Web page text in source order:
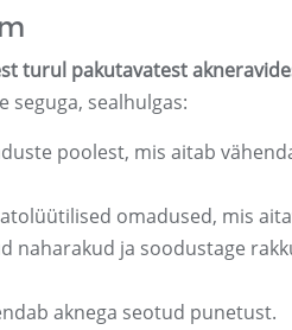
turul pakutavatest
sealhulgas:
poolest, mis aitab
omadused, mis
naharakud ja soodustage
aknega seotud punetust.